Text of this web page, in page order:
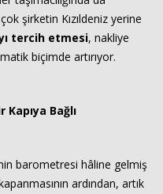
şirketin Kızıldeniz yerine
tercih etmesi, nakliye
biçimde artırıyor.
Bağlı
barometresi hâline gelmiş
ardından, artık